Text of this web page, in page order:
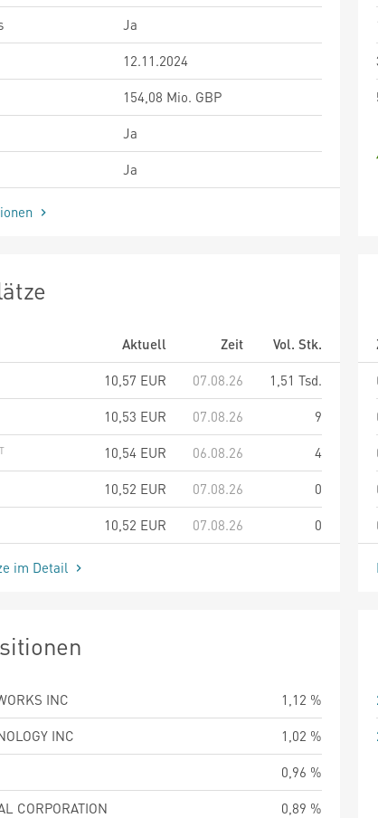
Ja
12.11.2024
154,08 Mio. GBP
Ja
Ja
Aktuell Zeit
Vol. Stk.
10,57 EUR 07.08.26
1,51 Tsd.
10,53 EUR 07.08.26
9
10,54 EUR 06.08.26
4
10,52 EUR 07.08.26
0
10,52 EUR 07.08.26 0
im Detail
INC
1,12 %
INC
1,02 %
0,96 %
CORPORATION
0,89 %